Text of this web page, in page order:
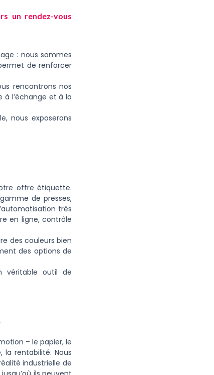
un rendez-vous
: nous sommes
de renforcer
rencontrons nos
l’échange et à la
nous exposerons
offre étiquette.
de presses,
très
en ligne, contrôle
des couleurs bien
des options de
véritable outil de
– le papier, le
la rentabilité. Nous
industrielle de